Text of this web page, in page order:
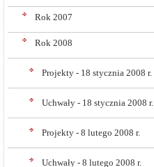
Rok 2007
Rok 2008
Projekty - 18 stycznia 2008 r.
Uchwały - 18 stycznia 2008 r.
Projekty - 8 lutego 2008 r.
Uchwały - 8 lutego 2008 r.